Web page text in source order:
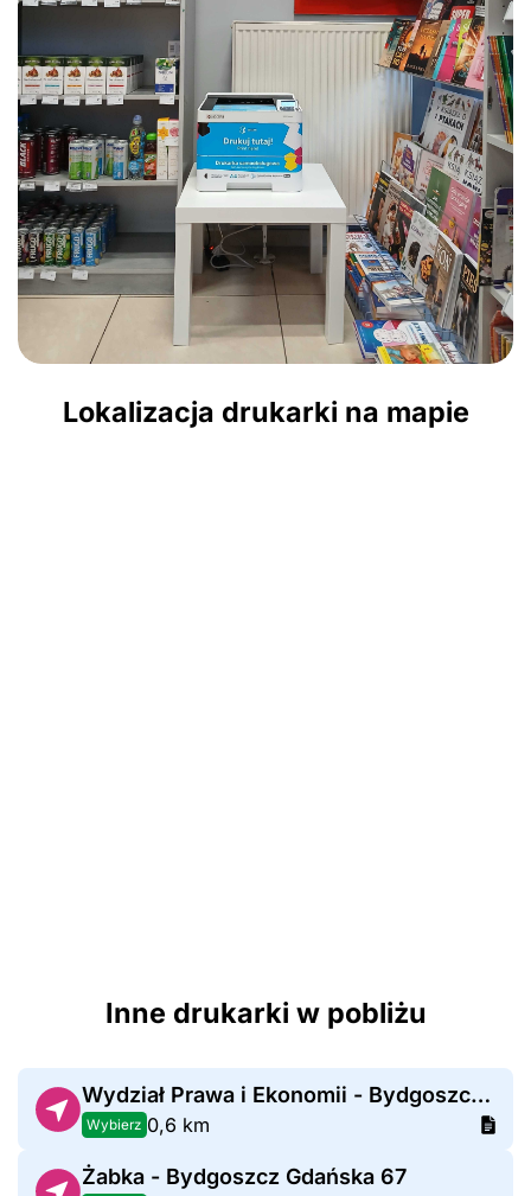
Lokalizacja drukarki na mapie
Inne drukarki w pobliżu
Wydział Prawa i Ekonomii - Bydgoszcz Plac Weyssenhoffa 11
Wybierz 0,6 km
Żabka - Bydgoszcz Gdańska 67